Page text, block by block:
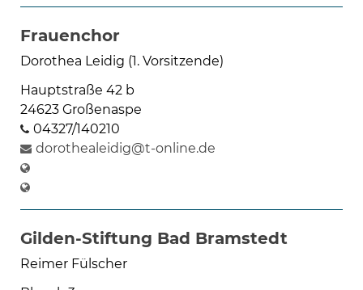
Frauenchor
Dorothea Leidig (1. Vorsitzende)
Hauptstraße 42 b
24623 Großenaspe
04327/140210
dorothealeidig@t-online.de
Gilden-Stiftung Bad Bramstedt
Reimer Fülscher